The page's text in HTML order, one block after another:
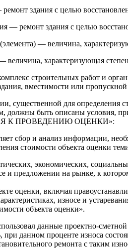
здания с целью
— ремонт здания с целью
— величина,
характеризующая
строительных работ и
вместимости или
существенной для определения
должны быть описаны
К ПРОВЕДЕНИЮ ОЦЕНКИ»:
сбор и анализ информации,
стоимости объекта оценки
экономических,
и предложении на рынке, к
оценки, включая
износе и
объекта оценки».
данные проектно-
при данном проценте износа
ремонта с таким